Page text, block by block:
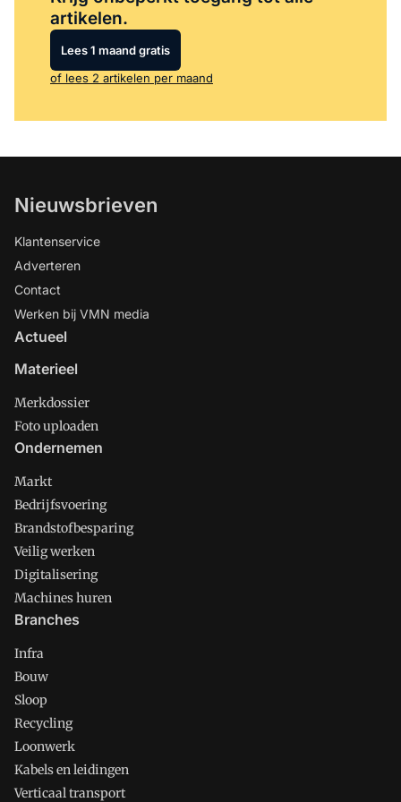
artikelen.
Lees 1 maand gratis
of lees 2 artikelen per maand
Nieuwsbrieven
Klantenservice
Adverteren
Contact
Werken bij VMN media
Actueel
Materieel
Merkdossier
Foto uploaden
Ondernemen
Markt
Bedrijfsvoering
Brandstofbesparing
Veilig werken
Digitalisering
Machines huren
Branches
Infra
Bouw
Sloop
Recycling
Loonwerk
Kabels en leidingen
Verticaal transport